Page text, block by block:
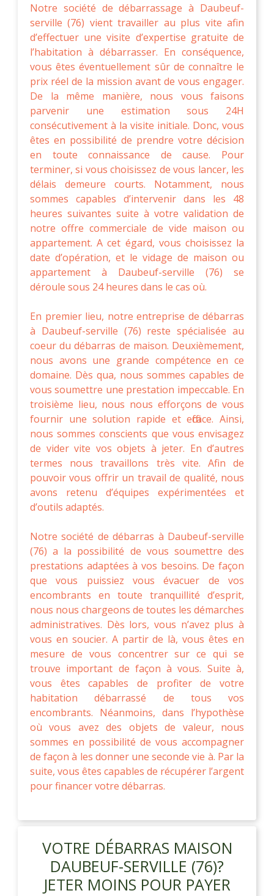
Notre société de débarrassage à Daubeuf-
serville (76) vient travailler au plus vite afin
d’effectuer une visite d’expertise gratuite de
l’habitation à débarrasser. En conséquence,
vous êtes éventuellement sûr de connaître le
prix réel de la mission avant de vous engager.
De la même manière, nous vous faisons
parvenir une estimation sous 24H
consécutivement à la visite initiale. Donc, vous
êtes en possibilité de prendre votre décision
en toute connaissance de cause. Pour
terminer, si vous choisissez de vous lancer, les
délais demeure courts. Notamment, nous
sommes capables d’intervenir dans les 48
heures suivantes suite à votre validation de
notre offre commerciale de vide maison ou
appartement. A cet égard, vous choisissez la
date d’opération, et le vidage de maison ou
appartement à Daubeuf-serville (76) se
déroule sous 24 heures dans le cas où.
En premier lieu, notre entreprise de débarras
à Daubeuf-serville (76) reste spécialisée au
coeur du débarras de maison. Deuxièmement,
nous avons une grande compétence en ce
domaine. Dès qua, nous sommes capables de
vous soumettre une prestation impeccable. En
troisième lieu, nous nous efforçons de vous
fournir une solution rapide et efficace. Ainsi,
nous sommes conscients que vous envisagez
de vider vite vos objets à jeter. En d’autres
termes nous travaillons très vite. Afin de
pouvoir vous offrir un travail de qualité, nous
avons retenu d’équipes expérimentées et
d’outils adaptés.
Notre société de débarras à Daubeuf-serville
(76) a la possibilité de vous soumettre des
prestations adaptées à vos besoins. De façon
que vous puissiez vous évacuer de vos
encombrants en toute tranquillité d’esprit,
nous nous chargeons de toutes les démarches
administratives. Dès lors, vous n’avez plus à
vous en soucier. A partir de là, vous êtes en
mesure de vous concentrer sur ce qui se
trouve important de façon à vous. Suite à,
vous êtes capables de profiter de votre
habitation débarrassé de tous vos
encombrants. Néanmoins, dans l’hypothèse
où vous avez des objets de valeur, nous
sommes en possibilité de vous accompagner
de façon à les donner une seconde vie à. Par la
suite, vous êtes capables de récupérer l’argent
pour financer votre débarras.
VOTRE DÉBARRAS MAISON
DAUBEUF-SERVILLE (76)?
JETER MOINS POUR PAYER